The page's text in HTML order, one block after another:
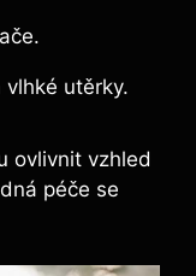
utěrky.
ovlivnit vzhled
péče se